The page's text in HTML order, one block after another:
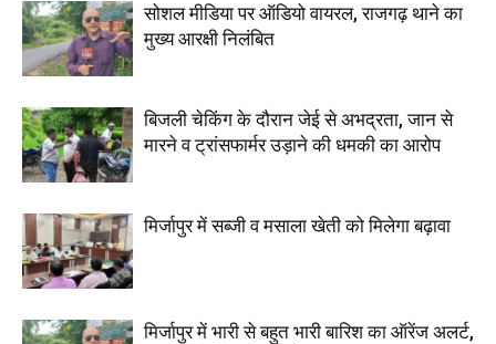
सोशल मीडिया पर ऑडियो वायरल, राजगढ़ थाने का
मुख्य आरक्षी निलंबित
बिजली चेकिंग के दौरान जेई से अभद्रता, जान से
मारने व ट्रांसफार्मर उड़ाने की धमकी का आरोप
मिर्जापुर में सब्जी व मसाला खेती को मिलेगा बढ़ावा
मिर्जापुर में भारी से बहुत भारी बारिश का ऑरेंज अलर्ट,